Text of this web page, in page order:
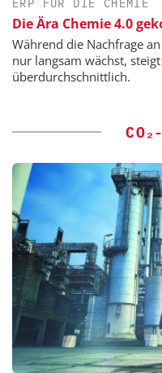
ERP FÜR DIE CHEMIE
Die Ära Chemie 4.0
Während die Nachfrage
nur langsam wächst,
überdurchschnittlich.